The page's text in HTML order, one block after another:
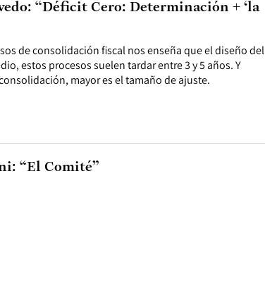
de consolidación fiscal nos enseña que el diseño del
estos procesos suelen tardar entre 3 y 5 años. Y
mayor es el tamaño de ajuste.
“Déficit Cero: Determinación + ‘la
“El Comité”